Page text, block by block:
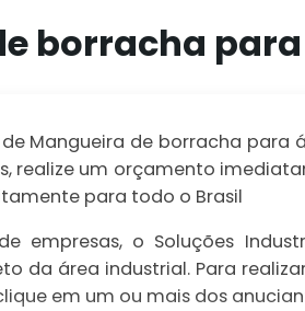
borracha
Mangueira de borracha para
realize um orçamento
para todo o Brasil
empresas, o Soluções
da área industrial. Para
em um ou mais dos